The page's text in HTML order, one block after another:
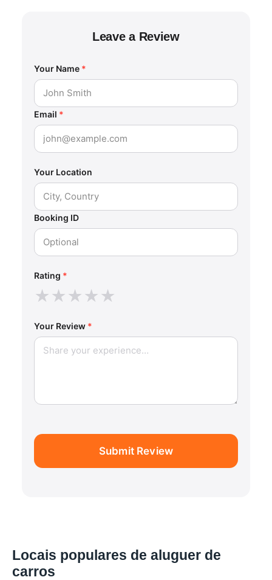
Leave a Review
Your Name *
Email *
Your Location
Booking ID
Rating *
★★★★★
Your Review *
Submit Review
Locais populares de aluguer de
carros